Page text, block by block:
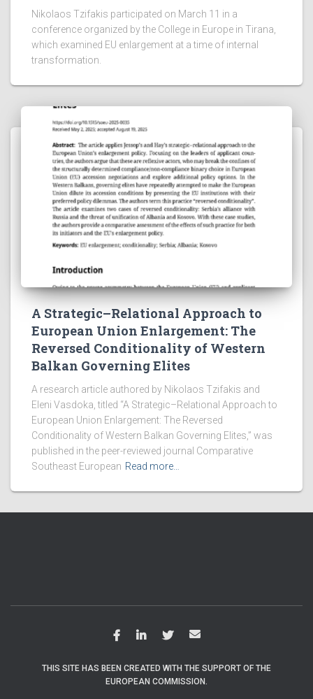
Nikolaos Tzifakis participated on March 11 in a
conference organized by the College in Europe in Tirana,
which examined EU enlargement at a time of internal
transformation.
A Strategic–Relational Approach to
European Union Enlargement: The
Reversed Conditionality of Western
Balkan Governing Elites
A research article authored by Nikolaos Tzifakis and
Eleni Vasdoka, titled “A Strategic–Relational Approach to
European Union Enlargement: The Reversed
Conditionality of Western Balkan Governing Elites,” was
published in the peer-reviewed journal Comparative
Southeast European Read more…
THIS SITE HAS BEEN CREATED WITH THE SUPPORT OF THE
EUROPEAN COMMISSION.